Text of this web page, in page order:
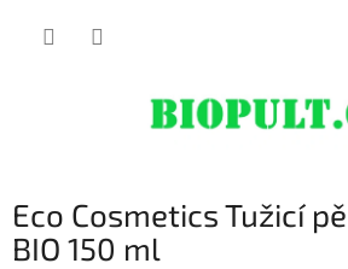
Eco Cosmetics Tužicí
BIO 150 ml